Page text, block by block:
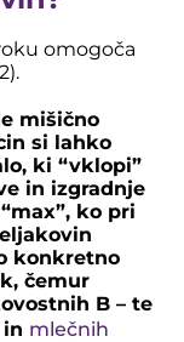
omogoča
mišično
si lahko
ki “vklopi”
in izgradnje
ko pri
konkretno
čemur
B – te
in mlečnih